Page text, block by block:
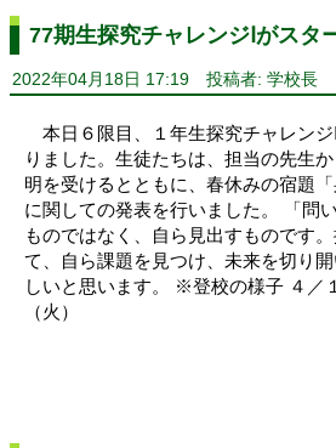
77期生探究チャレンジⅠがスタ
2022年04月18日 17:19 投稿者: 学校長
本日６限目、１年生探究チャレンジ
りました。生徒たちは、担当の先生
明を受けるとともに、春休みの宿題「
に関しての発表を行いました。 「問
ものではなく、自ら見出すものです
て、自ら課題を見つけ、未来を切り
しいと思います。 ※登校の様子 ４／
（火）